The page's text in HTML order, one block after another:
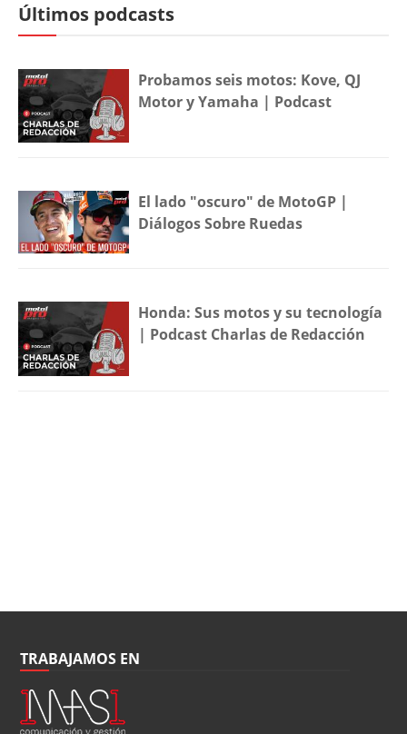
Últimos podcasts
Probamos seis motos: Kove, QJ
Motor y Yamaha | Podcast
El lado "oscuro" de MotoGP |
Diálogos Sobre Ruedas
Honda: Sus motos y su tecnología
| Podcast Charlas de Redacción
TRABAJAMOS EN